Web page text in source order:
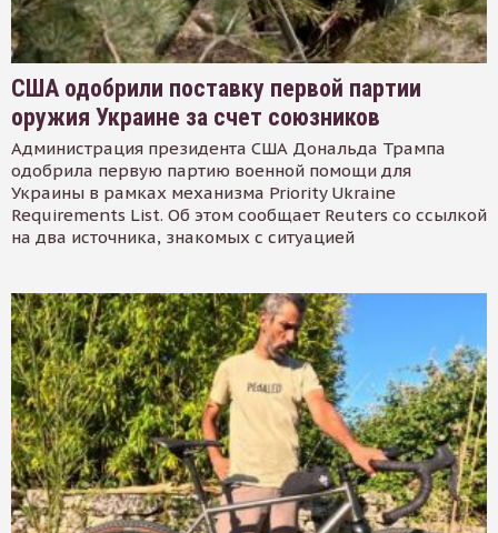
США одобрили поставку первой партии
оружия Украине за счет союзников
Администрация президента США Дональда Трампа
одобрила первую партию военной помощи для
Украины в рамках механизма Priority Ukraine
Requirements List. Об этом сообщает Reuters со ссылкой
на два источника, знакомых с ситуацией